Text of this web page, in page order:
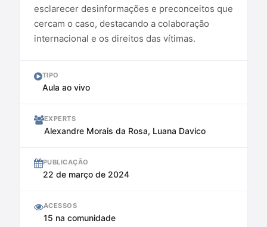
esclarecer desinformações e preconceitos que
cercam o caso, destacando a colaboração
internacional e os direitos das vítimas.
TIPO
Aula ao vivo
EXPERTS
Alexandre Morais da Rosa, Luana Davico
PUBLICAÇÃO
22 de março de 2024
ACESSOS
15 na comunidade